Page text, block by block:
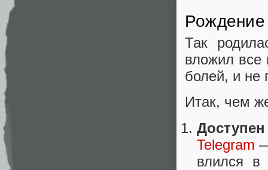
Так
вложил все
болей, и не
Итак, чем
Telegram
влился в